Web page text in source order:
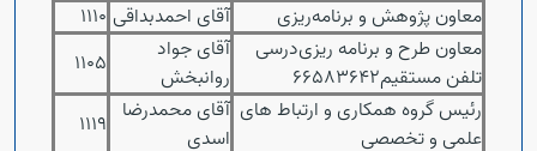
معاون پژوهش و برنامه‌ریزی آقای احمدبداقی 1110
معاون طرح و برنامه ریزی‌درسی
تلفن مستقیم66583642
آقای جواد
روانبخش
1105
رئیس گروه همکاری و ارتباط های
علمی و تخصصی
آقای محمدرضا
اسدی
1119